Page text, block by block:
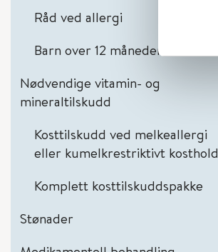
Råd ved allergi
Barn over 12 måneder
Nødvendige vitamin- og
mineraltilskudd
Kosttilskudd ved melkeallergi
eller kumelkrestriktivt kosthold
Komplett kosttilskuddspakke
Stønader